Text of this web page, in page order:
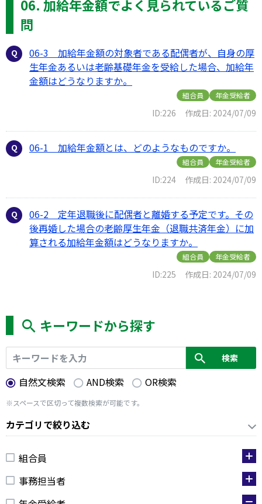
06. 加給年金額でよく見られているご質
問
06-3 加給年金額の対象者である配偶者が、自身の厚
生年金あるいは老齢基礎年金を受給した場合、加給年
金額はどうなりますか。
組合員 年金受給者
ID:226 作成日: 2024/07/09
06-1 加給年金額とは、どのようなものですか。
組合員 年金受給者
ID:224 作成日: 2024/07/09
06-2 定年退職後に配偶者と離婚する予定です。その
後再婚した場合の老齢厚生年金（退職共済年金）に加
算される加給年金額はどうなりますか。
組合員 年金受給者
ID:225 作成日: 2024/07/09
キーワードから探す
自然文検索 AND検索 OR検索
※スペースで区切って複数検索が可能です。
カテゴリで絞り込む
組合員
事務担当者